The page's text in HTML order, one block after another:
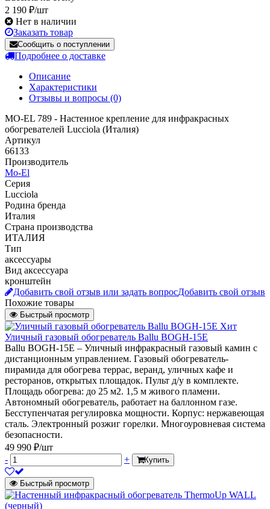
2 190 ₽/шт
Нет в наличии
Заказать товар
Сообщить о поступлении
Подробнее о доставке
Описание
Характеристики
Отзывы и вопросы (0)
MO-EL 789 - Настенное крепление для инфракрасных
обогревателей Lucciola (Италия)
Артикул
66133
Производитель
Mo-El
Серия
Lucciola
Родина бренда
Италия
Страна производства
ИТАЛИЯ
Тип
аксессуары
Вид аксессуара
кронштейн
Добавить свой отзыв или задать вопросДобавить свой отзыв
Похожие товары
Быстрый просмотр
Хит
Уличный газовый обогреватель Ballu BOGH-15Е
Ballu BOGH-15E – Уличный инфракрасный газовый камин с
дистанционным управлением. Газовый обогреватель-
пирамида для обогрева террас, веранд, уличных кафе и
ресторанов, открытых площадок. Пульт д/у в комплекте.
Площадь обогрева: до 25 м2. 1,5 м живого пламени.
Автономный обогреватель, работает на баллонном газе.
Бесступенчатая регулировка мощности. Корпус: нержавеющая
сталь. Электронный розжиг горелки. Многоуровневая система
безопасности.
49 990 ₽/шт
-
+ Купить
Быстрый просмотр